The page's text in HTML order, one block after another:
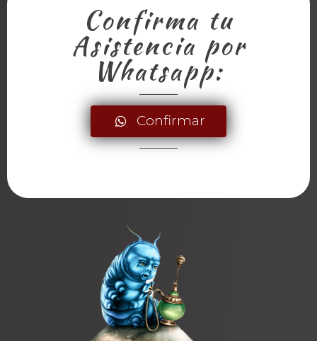
Confirma tu
Asistencia por
Whatsapp:
Confirmar